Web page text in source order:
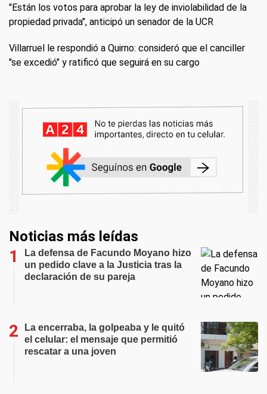
"Están los votos para aprobar la ley de inviolabilidad de la
propiedad privada", anticipó un senador de la UCR
Villarruel le respondió a Quirno: consideró que el canciller
"se excedió" y ratificó que seguirá en su cargo
Noticias más leídas
La defensa de Facundo Moyano hizo
un pedido clave a la Justicia tras la
declaración de su pareja
La encerraba, la golpeaba y le quitó
el celular: el mensaje que permitió
rescatar a una joven